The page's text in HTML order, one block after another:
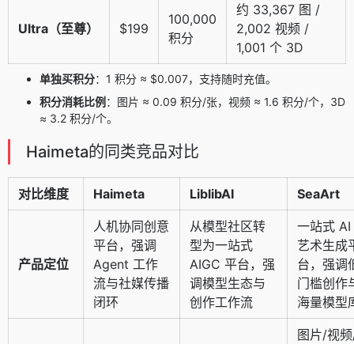
Ultra（至尊） $199
100,000
积分
约 33,367 图 /
2,002 视频 /
1,001 个 3D
单独买积分：1 积分 ≈ $0.007，支持随时充值。
积分消耗比例 ：图片 ≈ 0.09 积分/张，视频 ≈ 1.6 积分/个，3D
≈ 3.2 积分/个。
Haimeta的同类竞品对比
对比维度 Haimeta LiblibAI SeaArt
产品定位
人机协同创意
平台，强调
Agent 工作
流与社媒传播
闭环
从模型社区转
型为一站式
AIGC 平台，强
调模型生态与
创作工作流
一站式 AI
艺术生成
台，强调
门槛创作
海量模型
图片/视